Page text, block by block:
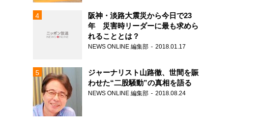
阪神・淡路大震災から今日で23
年 災害時リーダーに最も求めら
れることとは？
NEWS ONLINE 編集部 2018.01.17
ジャーナリスト山路徹、世間を賑
わせた“二股騒動”の真相を語る
NEWS ONLINE 編集部 2018.08.24